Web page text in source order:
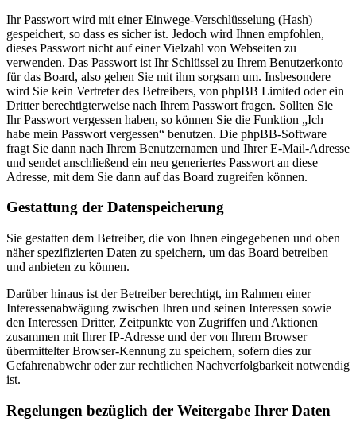
Ihr Passwort wird mit einer Einwege-Verschlüsselung (Hash)
gespeichert, so dass es sicher ist. Jedoch wird Ihnen empfohlen,
dieses Passwort nicht auf einer Vielzahl von Webseiten zu
verwenden. Das Passwort ist Ihr Schlüssel zu Ihrem Benutzerkonto
für das Board, also gehen Sie mit ihm sorgsam um. Insbesondere
wird Sie kein Vertreter des Betreibers, von phpBB Limited oder ein
Dritter berechtigterweise nach Ihrem Passwort fragen. Sollten Sie
Ihr Passwort vergessen haben, so können Sie die Funktion „Ich
habe mein Passwort vergessen“ benutzen. Die phpBB-Software
fragt Sie dann nach Ihrem Benutzernamen und Ihrer E-Mail-Adresse
und sendet anschließend ein neu generiertes Passwort an diese
Adresse, mit dem Sie dann auf das Board zugreifen können.
Gestattung der Datenspeicherung
Sie gestatten dem Betreiber, die von Ihnen eingegebenen und oben
näher spezifizierten Daten zu speichern, um das Board betreiben
und anbieten zu können.
Darüber hinaus ist der Betreiber berechtigt, im Rahmen einer
Interessenabwägung zwischen Ihren und seinen Interessen sowie
den Interessen Dritter, Zeitpunkte von Zugriffen und Aktionen
zusammen mit Ihrer IP-Adresse und der von Ihrem Browser
übermittelter Browser-Kennung zu speichern, sofern dies zur
Gefahrenabwehr oder zur rechtlichen Nachverfolgbarkeit notwendig
ist.
Regelungen bezüglich der Weitergabe Ihrer Daten